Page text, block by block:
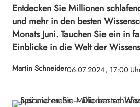
Entdecken Sie Millionen
und mehr in den besten
Monats Juni. Tauchen Sie ein in
Einblicke in die Welt der
Martin Schneider06.07.2024, 17:00